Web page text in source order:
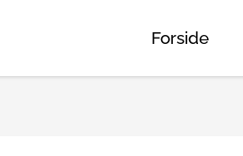
Forside